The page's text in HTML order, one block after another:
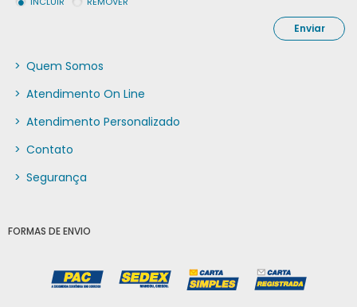
Enviar
> Quem Somos
> Atendimento On Line
> Atendimento Personalizado
> Contato
> Segurança
FORMAS DE ENVIO